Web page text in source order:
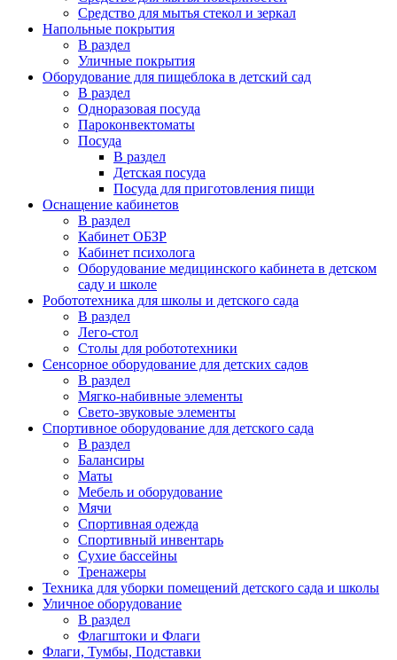
Средство для мытья стекол и зеркал
Напольные покрытия
В раздел
Уличные покрытия
Оборудование для пищеблока в детский сад
В раздел
Одноразовая посуда
Пароконвектоматы
Посуда
В раздел
Детская посуда
Посуда для приготовления пищи
Оснащение кабинетов
В раздел
Кабинет ОБЗР
Кабинет психолога
Оборудование медицинского кабинета в детском
саду и школе
Робототехника для школы и детского сада
В раздел
Лего-стол
Столы для робототехники
Сенсорное оборудование для детских садов
В раздел
Мягко-набивные элементы
Свето-звуковые элементы
Спортивное оборудование для детского сада
В раздел
Балансиры
Маты
Мебель и оборудование
Мячи
Спортивная одежда
Спортивный инвентарь
Сухие бассейны
Тренажеры
Техника для уборки помещений детского сада и школы
Уличное оборудование
В раздел
Флагштоки и Флаги
Флаги, Тумбы, Подставки